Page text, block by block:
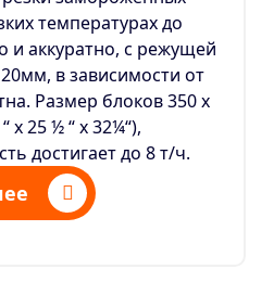
температурах до
и аккуратно, с режущей
в зависимости от
Размер блоков 350 х
х 25 ½ “ х 32¼“),
достигает до 8 т/ч.